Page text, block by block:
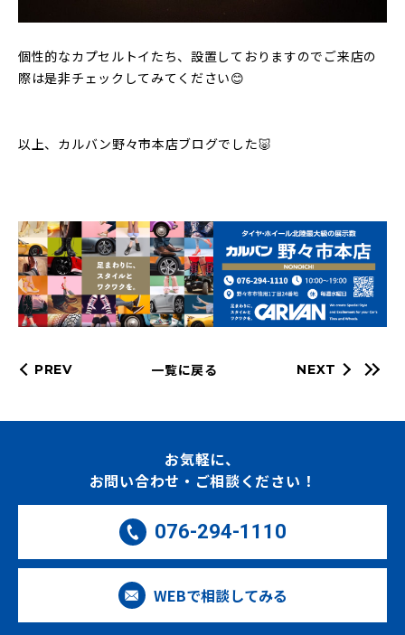
個性的なカプセルトイたち、設置しておりますのでご来店の
際は是非チェックしてみてください😊
以上、カルバン野々市本店ブログでした🐷
PREV 一覧に戻る NEXT
お気軽に、
お問い合わせ・ご相談ください！
076-294-1110
WEBで相談してみる